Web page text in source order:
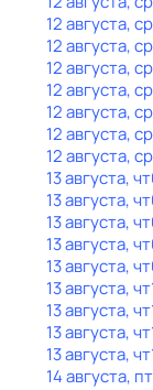
12 августа, ср
12 августа, ср
12 августа, ср
12 августа, ср
12 августа, ср
12 августа, ср
12 августа, ср
13 августа, чт
13 августа, чт
13 августа, чт
13 августа, чт
13 августа, чт
13 августа, чт
13 августа, чт
13 августа, чт
13 августа, чт
14 августа, пт